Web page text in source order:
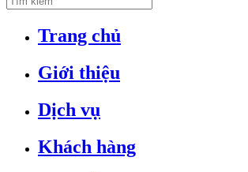
Trang chủ
Giới thiệu
Dịch vụ
Khách hàng